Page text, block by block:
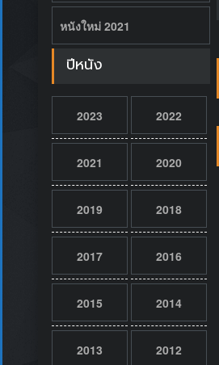
หนังใหม่ 2021
ปีหนัง
2023 2022
2021 2020
2019 2018
2017 2016
2015 2014
2013 2012